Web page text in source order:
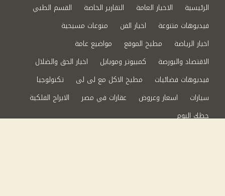
الرئيسية الاخبار العامة التقارير الخاصة
القسم الطبي
فيديوهات متنوعة
اخبار الفن
منوعات مسيحية
اخبار الرياضة
مطبخ الموقع
مواضيع عامة
الاقتصاد والبورصة
كمبيوتر وموبايل
اخبار الحق والضلال
فيديوهات فضائيات
مطبخ الاكل مع لى لى
تكنولوجيا
سيارات
اسعار وعروض عقارات في مصر
الابراج الفلكية
حظك اليوم